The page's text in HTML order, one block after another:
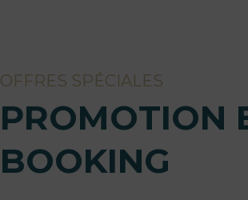
OFFRES SPÉCIALES
PROMOTION
BOOKING